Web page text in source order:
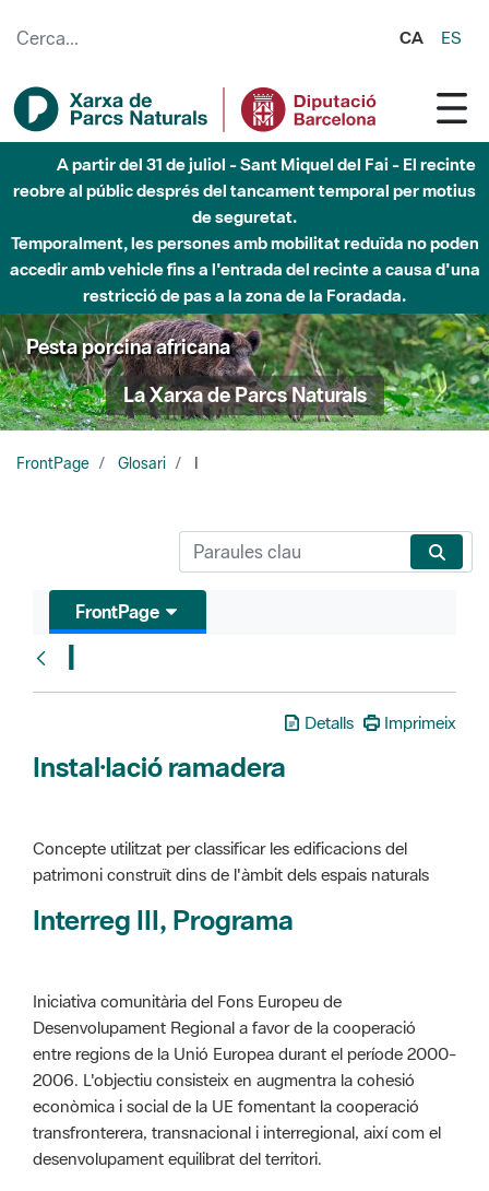
CA ES
A partir del 31 de juliol - Sant Miquel del Fai - El recinte
reobre al públic després del tancament temporal per motius
de seguretat.
Temporalment, les persones amb mobilitat reduïda no poden
accedir amb vehicle fins a l'entrada del recinte a causa d'una
restricció de pas a la zona de la Foradada.
Pesta porcina africana
La Xarxa de Parcs Naturals
FrontPage Glosari
FrontPage
I
Detalls Imprimeix
Instal·lació ramadera
Concepte utilitzat per classificar les edificacions del
patrimoni construït dins de l'àmbit dels espais naturals
Interreg III, Programa
Iniciativa comunitària del Fons Europeu de
Desenvolupament Regional a favor de la cooperació
entre regions de la Unió Europea durant el període 2000-
2006. L'objectiu consisteix en augmentra la cohesió
econòmica i social de la UE fomentant la cooperació
transfronterera, transnacional i interregional, així com el
desenvolupament equilibrat del territori.